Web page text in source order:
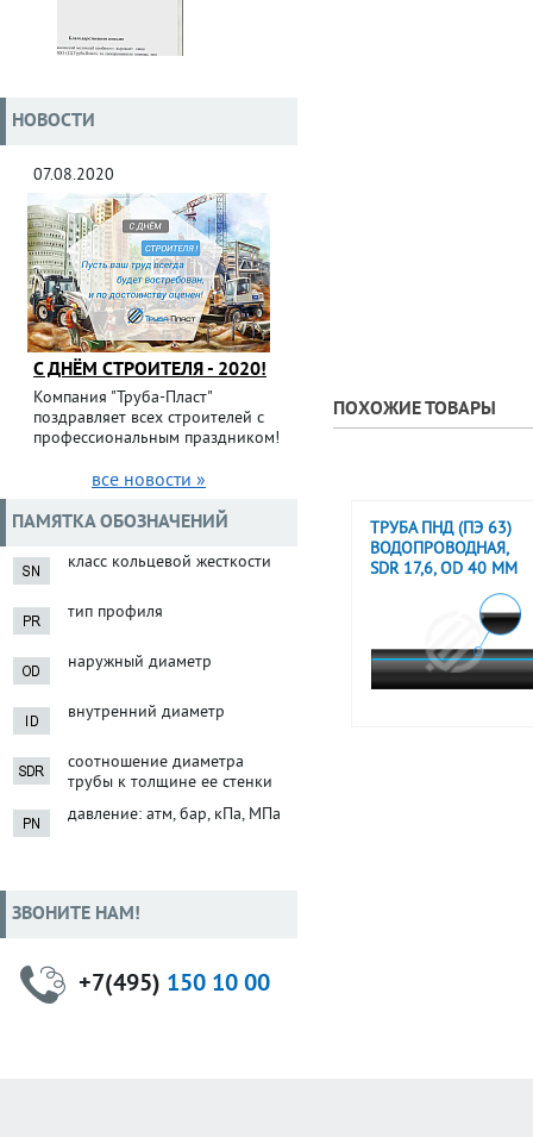
ПОХОЖИЕ ТОВАРЫ
ТРУБА ПНД (ПЭ 63)
ВОДОПРОВОДНАЯ,
SDR 17,6, OD 40 ММ
НОВОСТИ
07.08.2020
С ДНЁМ СТРОИТЕЛЯ - 2020!
Компания "Труба-Пласт"
поздравляет всех строителей с
профессиональным праздником!
все новости »
ПАМЯТКА ОБОЗНАЧЕНИЙ
класс кольцевой жесткости
тип профиля
наружный диаметр
внутренний диаметр
соотношение диаметра
трубы к толщине ее стенки
давление: атм, бар, кПа, МПа
ЗВОНИТЕ НАМ!
+7(495) 150 10 00